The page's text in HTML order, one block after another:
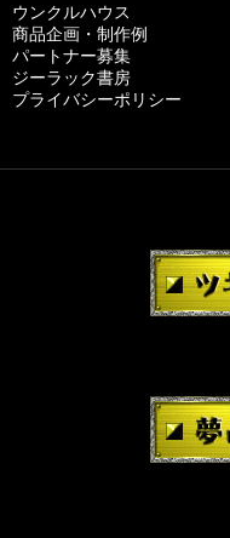
ウンクルハウス
商品企画・制作例
パートナー募集
ジーラック書房
プライバシーポリシー